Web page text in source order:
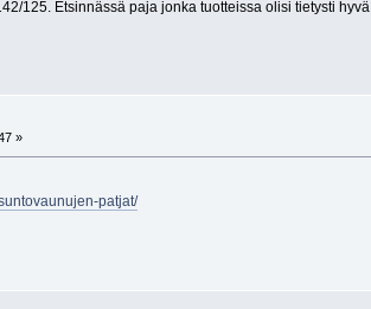
125. Etsinnässä paja jonka tuotteissa olisi tietysti hyvä
»
patjat/